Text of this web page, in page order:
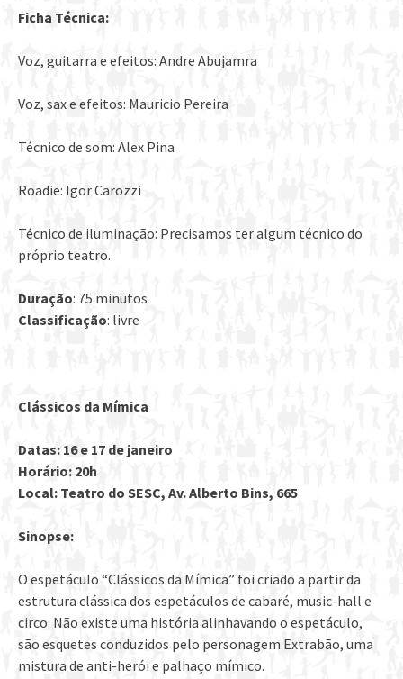
Ficha Técnica:
Voz, guitarra e efeitos: Andre Abujamra
Voz, sax e efeitos: Mauricio Pereira
Técnico de som: Alex Pina
Roadie: Igor Carozzi
Técnico de iluminação: Precisamos ter algum técnico do
próprio teatro.
Duração: 75 minutos
Classificação: livre
Clássicos da Mímica
Datas: 16 e 17 de janeiro
Horário: 20h
Local: Teatro do SESC, Av. Alberto Bins, 665
Sinopse:
O espetáculo “Clássicos da Mímica” foi criado a partir da
estrutura clássica dos espetáculos de cabaré, music-hall e
circo. Não existe uma história alinhavando o espetáculo,
são esquetes conduzidos pelo personagem Extrabão, uma
mistura de anti-herói e palhaço mímico.